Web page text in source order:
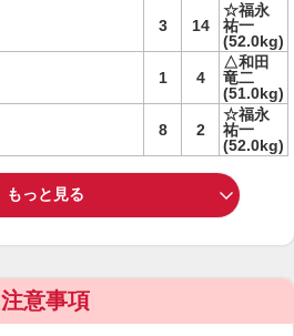
3 14
☆福永
祐一
(52.0kg)
1 4
△和田
竜二
(51.0kg)
8 2
☆福永
祐一
(52.0kg)
もっと見る
注意事項